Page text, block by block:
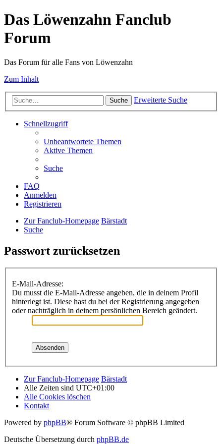
Das Löwenzahn Fanclub
Forum
Das Forum für alle Fans von Löwenzahn
Zum Inhalt
Suche Erweiterte Suche
Schnellzugriff
Unbeantwortete Themen
Aktive Themen
Suche
FAQ
Anmelden
Registrieren
Zur Fanclub-Homepage Bärstadt
Suche
Passwort zurücksetzen
E-Mail-Adresse:
Du musst die E-Mail-Adresse angeben, die in deinem Profil
hinterlegt ist. Diese hast du bei der Registrierung angegeben
oder nachträglich in deinem persönlichen Bereich geändert.
Zur Fanclub-Homepage Bärstadt
Alle Zeiten sind UTC+01:00
Alle Cookies löschen
Kontakt
Powered by phpBB® Forum Software © phpBB Limited
Deutsche Übersetzung durch phpBB.de